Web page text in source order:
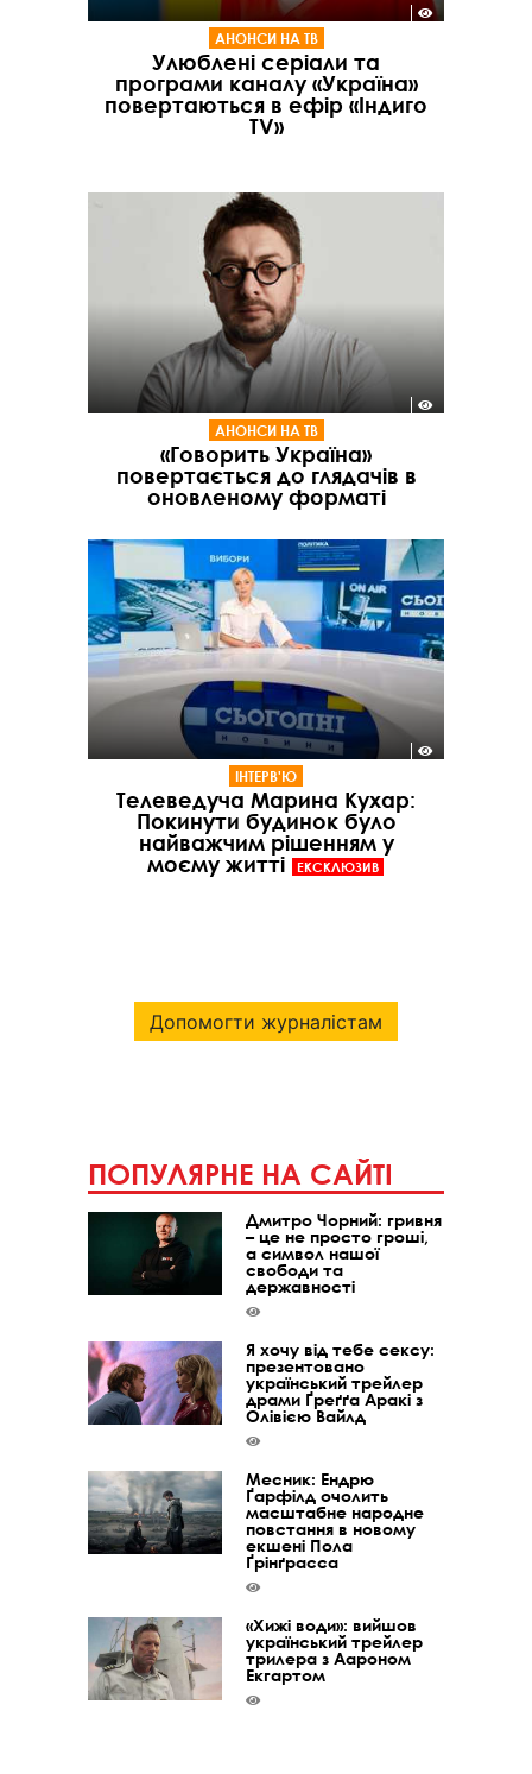
АНОНСИ НА ТВ
Улюблені серіали та
програми каналу «Україна»
повертаються в ефір «Індиго
TV»
АНОНСИ НА ТВ
«Говорить Україна»
повертається до глядачів в
оновленому форматі
ІНТЕРВ'Ю
Телеведуча Марина Кухар:
Покинути будинок було
найважчим рішенням у
моєму житті
ЕКСКЛЮЗИВ
Допомогти журналістам
ПОПУЛЯРНЕ НА САЙТІ
Дмитро Чорний: гривня
– це не просто гроші,
а символ нашої
свободи та
державності
Я хочу від тебе сексу:
презентовано
український трейлер
драми Ґреґґа Аракі з
Олівією Вайлд
Месник: Ендрю
Ґарфілд очолить
масштабне народне
повстання в новому
екшені Пола
Ґрінґрасса
«Хижі води»: вийшов
український трейлер
трилера з Аароном
Екгартом